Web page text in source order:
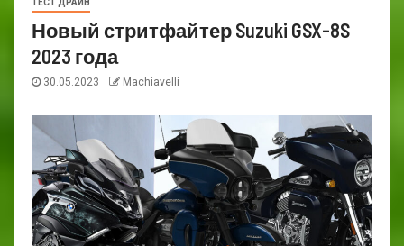
ТЕСТ ДРАЙВ
Новый стритфайтер Suzuki GSX-8S
2023 года
30.05.2023 Machiavelli